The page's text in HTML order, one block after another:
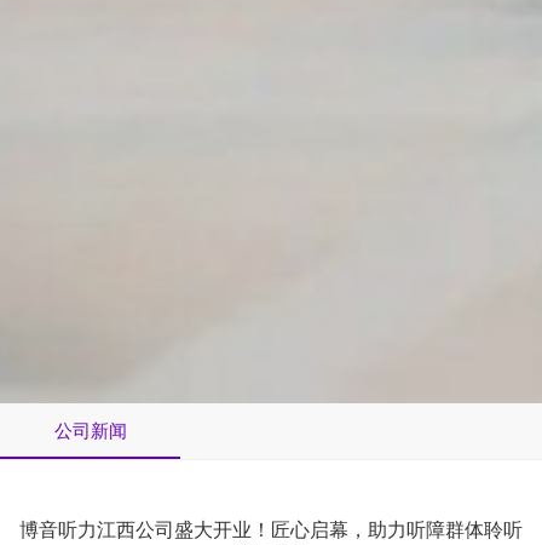
公司新闻
博音听力江西公司盛大开业！匠心启幕，助力听障群体聆听